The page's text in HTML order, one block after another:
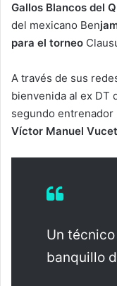
Gallos Blancos del
del mexicano Ben
para el torneo
A través de sus
bienvenida al ex DT
segundo entrenador
Víctor Manuel
Un
banquillo